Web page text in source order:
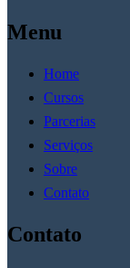
Menu
Home
Cursos
Parcerias
Serviços
Sobre
Contato
Contato